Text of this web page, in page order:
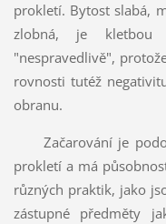
prokletí. Bytost slabá,
zlobná, je
"nespravedlivě",
rovnosti tutéž
obranu.
Začarování je
prokletí a má
různých praktik, jako
zástupné předměty